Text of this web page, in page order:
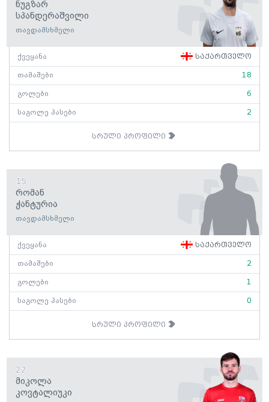
Ნუგზარ
Სპანდერაშვილი
თავდამსხმელი
ქვეყანა საქართველო
თამაშები 18
გოლები 6
საგოლე პასები 2
სრული პროფილი
15
Რომან
Ჭანტურია
თავდამსხმელი
ქვეყანა საქართველო
თამაშები 2
გოლები 1
საგოლე პასები 0
სრული პროფილი
22
Მიკოლა
Კოვტალიუკი